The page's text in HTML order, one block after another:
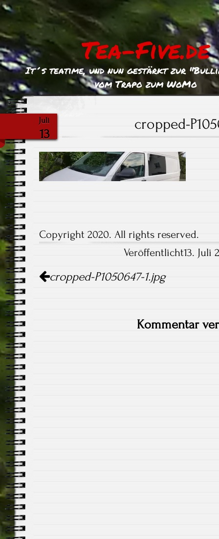
Tea-Five.de
It´s teatime, und nun gestärkt zur
vom Trapo zum WoMo
Juli
13
cropped-
Copyright 2020. All rights reserved.
Veröffentlicht13. Juli
Navigation
cropped-P1050647-1.jpg
Kommentar